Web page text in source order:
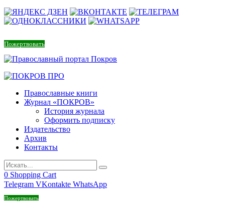
Пожертвовать
Православные книги
Журнал «ПОКРОВ»
История журнала
Оформить подписку
Издательство
Архив
Контакты
0 Shopping Cart
Telegram VKontakte WhatsApp
Пожертвовать